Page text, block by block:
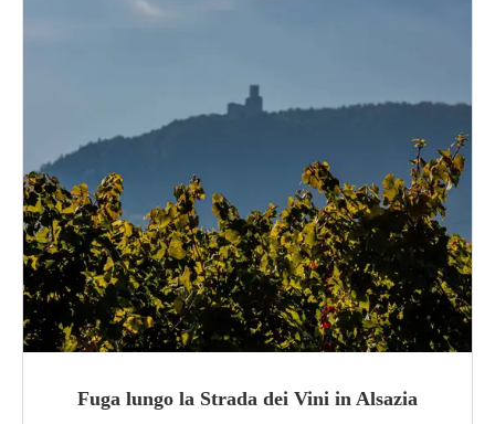
Fuga lungo la Strada dei Vini in Alsazia